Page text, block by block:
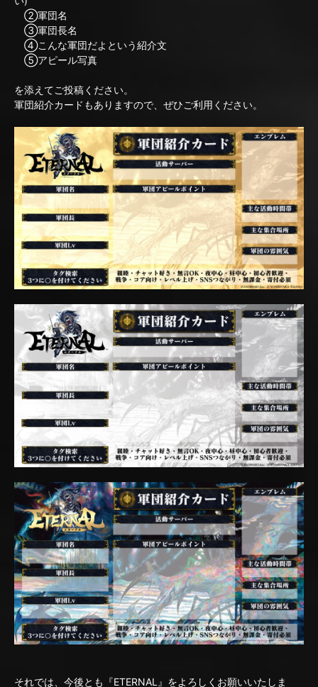
②軍団名
③軍団長名
④こんな軍団だよという紹介文
⑤アピール写真
を添えてご投稿ください。
軍団紹介カードもありますので、ぜひご利用ください。
それでは、今後とも『ETERNAL』をよろしくお願いいたしま